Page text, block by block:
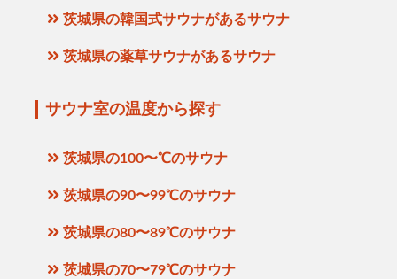
茨城県の韓国式サウナがあるサウナ
茨城県の薬草サウナがあるサウナ
サウナ室の温度から探す
茨城県の100〜℃のサウナ
茨城県の90〜99℃のサウナ
茨城県の80〜89℃のサウナ
茨城県の70〜79℃のサウナ